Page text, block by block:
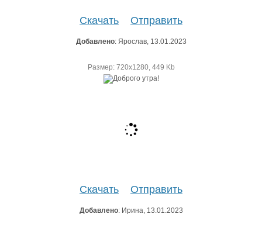
Скачать Отправить
Добавлено: Ярослав, 13.01.2023
Размер: 720х1280, 449 Kb
Скачать Отправить
Добавлено: Ирина, 13.01.2023